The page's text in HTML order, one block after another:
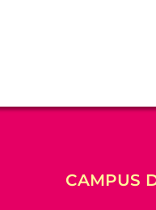
CAMPUS